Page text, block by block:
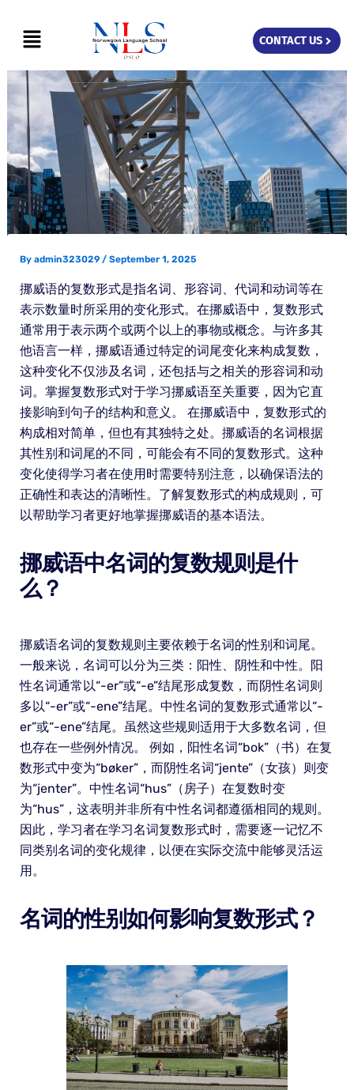
content
Menu CONTACT US
By admin323029 / September 1, 2025
挪威语的复数形式是指名词、形容词、代词和动词等在
表示数量时所采用的变化形式。在挪威语中，复数形式
通常用于表示两个或两个以上的事物或概念。与许多其
他语言一样，挪威语通过特定的词尾变化来构成复数，
这种变化不仅涉及名词，还包括与之相关的形容词和动
词。掌握复数形式对于学习挪威语至关重要，因为它直
接影响到句子的结构和意义。 在挪威语中，复数形式的
构成相对简单，但也有其独特之处。挪威语的名词根据
其性别和词尾的不同，可能会有不同的复数形式。这种
变化使得学习者在使用时需要特别注意，以确保语法的
正确性和表达的清晰性。了解复数形式的构成规则，可
以帮助学习者更好地掌握挪威语的基本语法。
挪威语中名词的复数规则是什
么？
挪威语名词的复数规则主要依赖于名词的性别和词尾。
一般来说，名词可以分为三类：阳性、阴性和中性。阳
性名词通常以“-er”或“-e”结尾形成复数，而阴性名词则
多以“-er”或“-ene”结尾。中性名词的复数形式通常以“-
er”或“-ene”结尾。虽然这些规则适用于大多数名词，但
也存在一些例外情况。 例如，阳性名词“bok”（书）在复
数形式中变为“bøker”，而阴性名词“jente”（女孩）则变
为“jenter”。中性名词“hus”（房子）在复数时变
为“hus”，这表明并非所有中性名词都遵循相同的规则。
因此，学习者在学习名词复数形式时，需要逐一记忆不
同类别名词的变化规律，以便在实际交流中能够灵活运
用。
名词的性别如何影响复数形式？